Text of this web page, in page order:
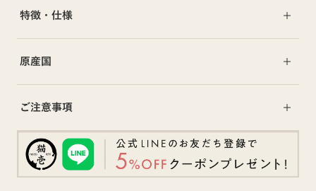
特徴・仕様
原産国
ご注意事項